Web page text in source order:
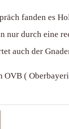
fanden es
nur durch eine
auch der
OVB (